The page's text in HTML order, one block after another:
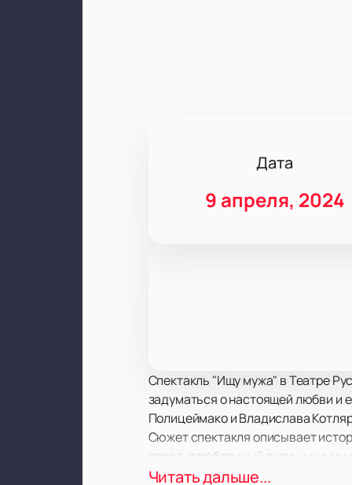
Дата
9 апреля, 2024
Спектакль "Ищу мужа" в Театре
задуматься о настоящей любви и
Полицеймако и Владислава
Сюжет спектакля описывает
сосед, влюбленный в нее, и
пять блистательных образов,
Читать дальше...